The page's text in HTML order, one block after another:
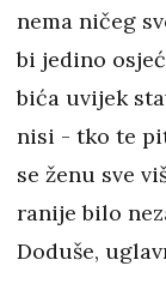
nema ničeg
bi jedino
bića uvijek
nisi - tko te
se ženu sve
ranije bilo
Doduše,